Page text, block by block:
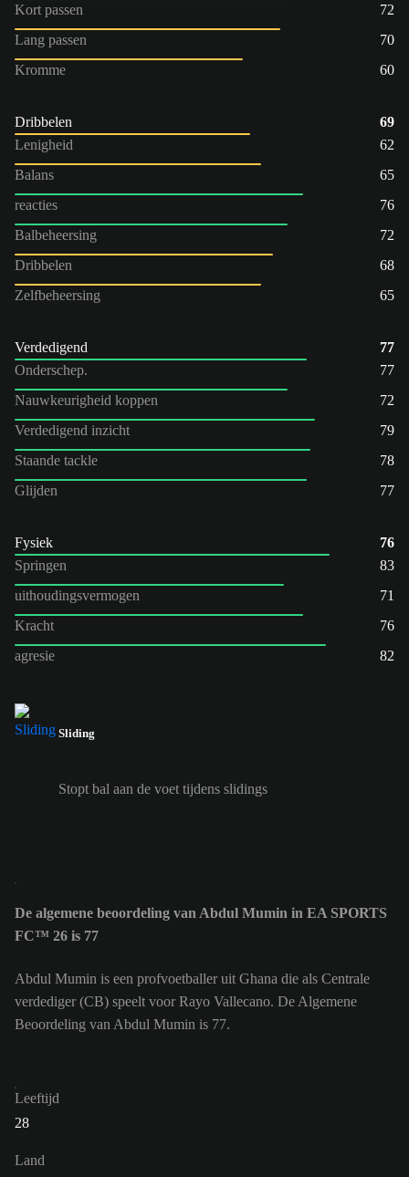
Kort passen
72
Lang passen
70
Kromme
60
Dribbelen
69
Lenigheid
62
Balans
65
reacties
76
Balbeheersing
72
Dribbelen
68
Zelfbeheersing
65
Verdedigend
77
Onderschep.
77
Nauwkeurigheid koppen
72
Verdedigend inzicht
79
Staande tackle
78
Glijden
77
Fysiek
76
Springen
83
uithoudingsvermogen
71
Kracht
76
agresie
82
Sliding
Stopt bal aan de voet tijdens slidings
De algemene beoordeling van Abdul Mumin in EA SPORTS
FC™ 26 is 77
Abdul Mumin is een profvoetballer uit Ghana die als Centrale
verdediger (CB) speelt voor Rayo Vallecano. De Algemene
Beoordeling van Abdul Mumin is 77.
Leeftijd
28
Land